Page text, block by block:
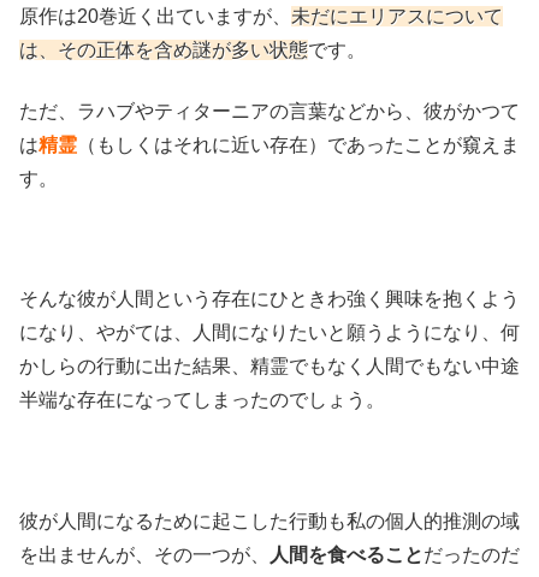
原作は20巻近く出ていますが、 未だにエリアスについて
は、その正体を含め謎が多い状態です。
ただ、ラハブやティターニアの言葉などから、彼がかつて
は精霊 （もしくはそれに近い存在）であったことが窺えま
す。
そんな彼が人間という存在にひときわ強く興味を抱くよう
になり、やがては、人間になりたいと願うようになり、何
かしらの行動に出た結果、精霊でもなく人間でもない中途
半端な存在になってしまったのでしょう。
彼が人間になるために起こした行動も私の個人的推測の域
を出ませんが、その一つが、
人間を食べることだったのだ